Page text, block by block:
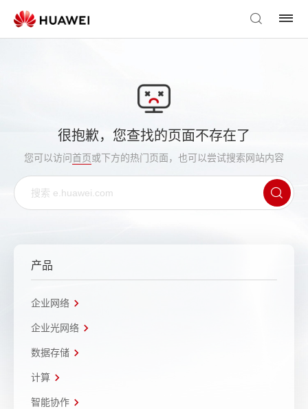
很抱歉，您查找的页面不存在了
您可以访问首页或下方的热门页面，也可以尝试搜索网站内容
产品
企业网络
企业光网络
数据存储
计算
智能协作